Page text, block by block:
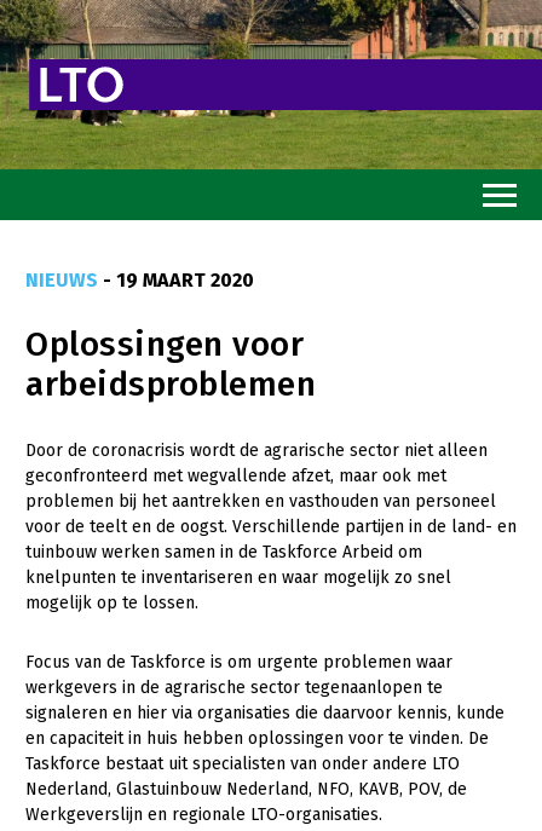
Goed eten
Mooi groen
Sterk ondernemerschap
Transitiepaden
Thema’s
Gezonde planten
Natuur, klimaat en energie
Bodem en water
Platteland en omgeving
Mens, ondernemerschap en onderwijs
NIEUWS - 19 MAART 2020
Oplossingen voor
arbeidsproblemen
Door de coronacrisis wordt de agrarische sector niet alleen
geconfronteerd met wegvallende afzet, maar ook met
problemen bij het aantrekken en vasthouden van personeel
voor de teelt en de oogst. Verschillende partijen in de land- en
tuinbouw werken samen in de Taskforce Arbeid om
knelpunten te inventariseren en waar mogelijk zo snel
mogelijk op te lossen.
Focus van de Taskforce is om urgente problemen waar
werkgevers in de agrarische sector tegenaanlopen te
signaleren en hier via organisaties die daarvoor kennis, kunde
en capaciteit in huis hebben oplossingen voor te vinden. De
Taskforce bestaat uit specialisten van onder andere LTO
Nederland, Glastuinbouw Nederland, NFO, KAVB, POV, de
Werkgeverslijn en regionale LTO-organisaties.